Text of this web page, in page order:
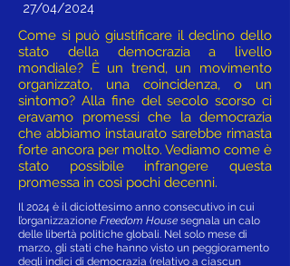
27/04/2024
Come si può giustificare il declino dello
stato della democrazia a livello
mondiale? È un trend, un movimento
organizzato, una coincidenza, o un
sintomo? Alla fine del secolo scorso ci
eravamo promessi che la democrazia
che abbiamo instaurato sarebbe rimasta
forte ancora per molto. Vediamo come è
stato possibile infrangere questa
promessa in così pochi decenni.
Il 2024 è il diciottesimo anno consecutivo in cui
l’organizzazione Freedom House segnala un calo
delle libertà politiche globali. Nel solo mese di
marzo, gli stati che hanno visto un peggioramento
degli indici di democrazia (relativo a ciascun